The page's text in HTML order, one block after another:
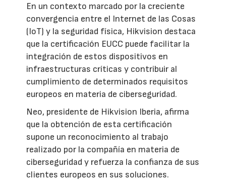
En un contexto marcado por la creciente
convergencia entre el Internet de las Cosas
(IoT) y la seguridad física, Hikvision destaca
que la certificación EUCC puede facilitar la
integración de estos dispositivos en
infraestructuras críticas y contribuir al
cumplimiento de determinados requisitos
europeos en materia de ciberseguridad.
Neo, presidente de Hikvision Iberia, afirma
que la obtención de esta certificación
supone un reconocimiento al trabajo
realizado por la compañía en materia de
ciberseguridad y refuerza la confianza de sus
clientes europeos en sus soluciones.